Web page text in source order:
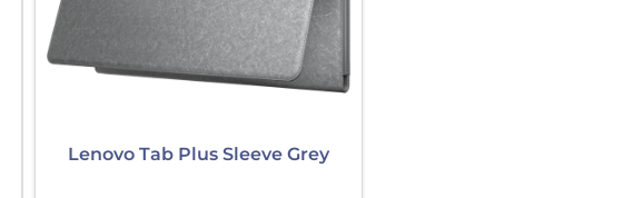
Lenovo Tab Plus Sleeve Grey